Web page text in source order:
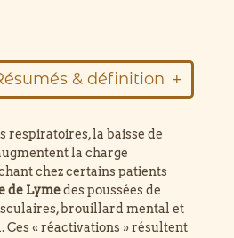
& définition
respiratoires, la baisse de
la charge
chez certains patients
de Lymedes poussées de
brouillard mental et
« réactivations » résultent